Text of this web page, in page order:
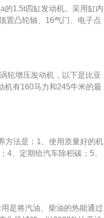
口加入，一般是一桶机油加
丝和机油滤清器处是否有
的1.5t四缸发动机。采用缸内
置凸轮轴、16气门、电子点
工况油耗是7.6l每百公里。
用带透镜的卤素或氙气大
手刹、双温区自动空调、
绿净系统、65寸全景天窗等
轮增压发动机，以下是比亚
机有160马力和245牛米的最
到4000转每分钟时输出
配的是6速手动变速箱或6速
效率高，比较适合与小排
方法是：1、使用质量好的机
4、定期给汽车除积碳；5、
一款紧凑型5门5座suv，其
扭矩是245nm，与其匹配
是将汽油、柴油的热能通过